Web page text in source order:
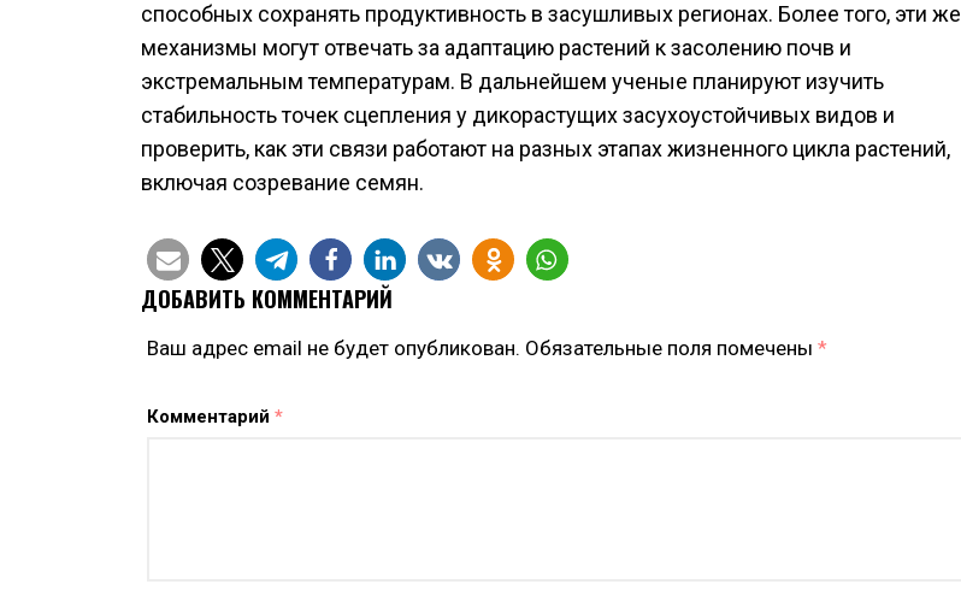
способных сохранять продуктивность в засушливых регионах. Более того, эти же
механизмы могут отвечать за адаптацию растений к засолению почв и
экстремальным температурам. В дальнейшем ученые планируют изучить
стабильность точек сцепления у дикорастущих засухоустойчивых видов и
проверить, как эти связи работают на разных этапах жизненного цикла растений,
включая созревание семян.
ДОБАВИТЬ КОММЕНТАРИЙ
Ваш адрес email не будет опубликован. Обязательные поля помечены *
Комментарий *